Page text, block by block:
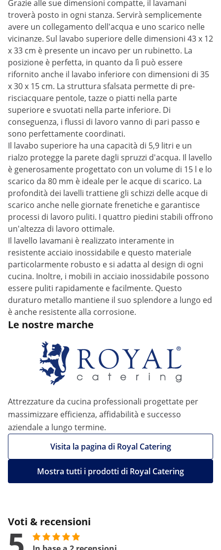
Grazie alle sue dimensioni compatte, il lavamani
troverà posto in ogni stanza. Servirà semplicemente
avere un collegamento dell'acqua e uno scarico nelle
vicinanze. Sul lavabo superiore delle dimensioni 43 x 12
x 33 cm è presente un incavo per un rubinetto. La
posizione è perfetta, in quanto da lì può essere
rifornito anche il lavabo inferiore con dimensioni di 35
x 30 x 15 cm. La struttura sfalsata permette di pre-
risciacquare pentole, tazze o piatti nella parte
superiore e svuotati nella parte inferiore. Di
conseguenza, i flussi di lavoro vanno di pari passo e
sono perfettamente coordinati.
Il lavabo superiore ha una capacità di 5,9 litri e un
rialzo protegge la parete dagli spruzzi d'acqua. Il lavello
è generosamente progettato con un volume di 15 l e lo
scarico da 80 mm è ideale per le acque di scarico. La
profondità dei lavelli trattiene gli schizzi delle acque di
scarico anche nelle giornate frenetiche e garantisce
processi di lavoro puliti. I quattro piedini stabili offrono
un'altezza di lavoro ottimale.
Il lavello lavamani è realizzato interamente in
resistente acciaio inossidabile e questo materiale
particolarmente robusto e si adatta al design di ogni
cucina. Inoltre, i mobili in acciaio inossidabile possono
essere puliti rapidamente e facilmente. Questo
duraturo metallo mantiene il suo splendore a lungo ed
è anche resistente alla corrosione.
Le nostre marche
Attrezzature da cucina professionali progettate per
massimizzare efficienza, affidabilità e successo
aziendale a lungo termine.
Visita la pagina di Royal Catering
Mostra tutti i prodotti di Royal Catering
Voti & recensioni